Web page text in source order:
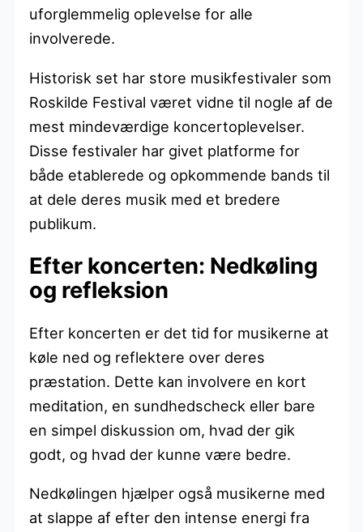
uforglemmelig oplevelse for alle
involverede.
Historisk set har store musikfestivaler som
Roskilde Festival været vidne til nogle af de
mest mindeværdige koncertoplevelser.
Disse festivaler har givet platforme for
både etablerede og opkommende bands til
at dele deres musik med et bredere
publikum.
Efter koncerten: Nedkøling
og refleksion
Efter koncerten er det tid for musikerne at
køle ned og reflektere over deres
præstation. Dette kan involvere en kort
meditation, en sundhedscheck eller bare
en simpel diskussion om, hvad der gik
godt, og hvad der kunne være bedre.
Nedkølingen hjælper også musikerne med
at slappe af efter den intense energi fra